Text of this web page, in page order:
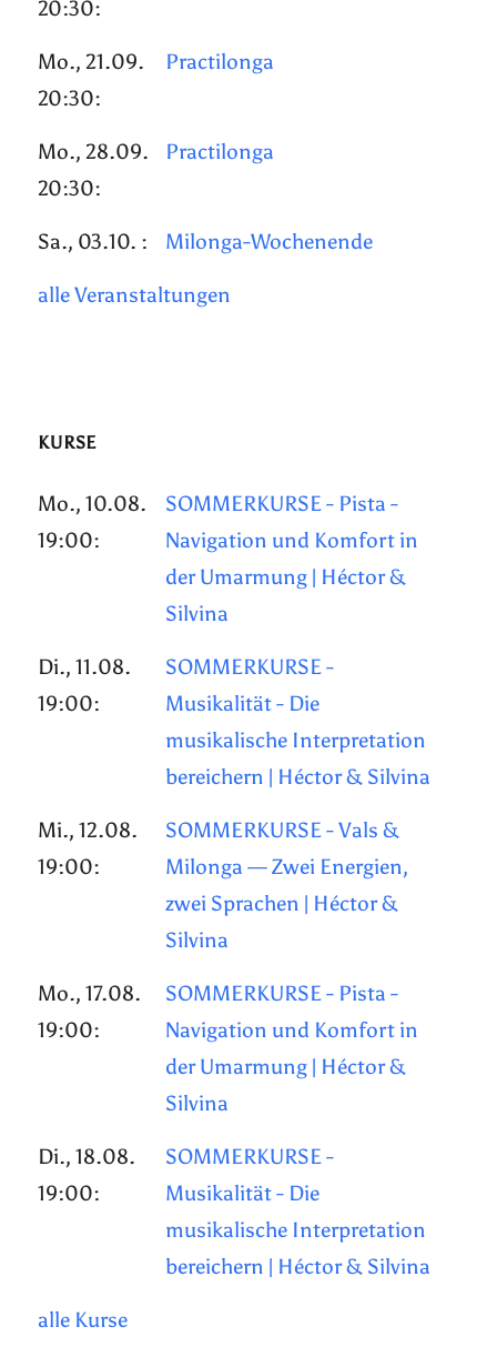
20:30:
Mo., 21.09.
20:30:
Practilonga
Mo., 28.09.
20:30:
Practilonga
Sa., 03.10. : Milonga-Wochenende
alle Veranstaltungen
KURSE
Mo., 10.08.
19:00:
SOMMERKURSE - Pista -
Navigation und Komfort in
der Umarmung | Héctor &
Silvina
Di., 11.08.
19:00:
SOMMERKURSE -
Musikalität - Die
musikalische Interpretation
bereichern | Héctor & Silvina
Mi., 12.08.
19:00:
SOMMERKURSE - Vals &
Milonga — Zwei Energien,
zwei Sprachen | Héctor &
Silvina
Mo., 17.08.
19:00:
SOMMERKURSE - Pista -
Navigation und Komfort in
der Umarmung | Héctor &
Silvina
Di., 18.08.
19:00:
SOMMERKURSE -
Musikalität - Die
musikalische Interpretation
bereichern | Héctor & Silvina
alle Kurse